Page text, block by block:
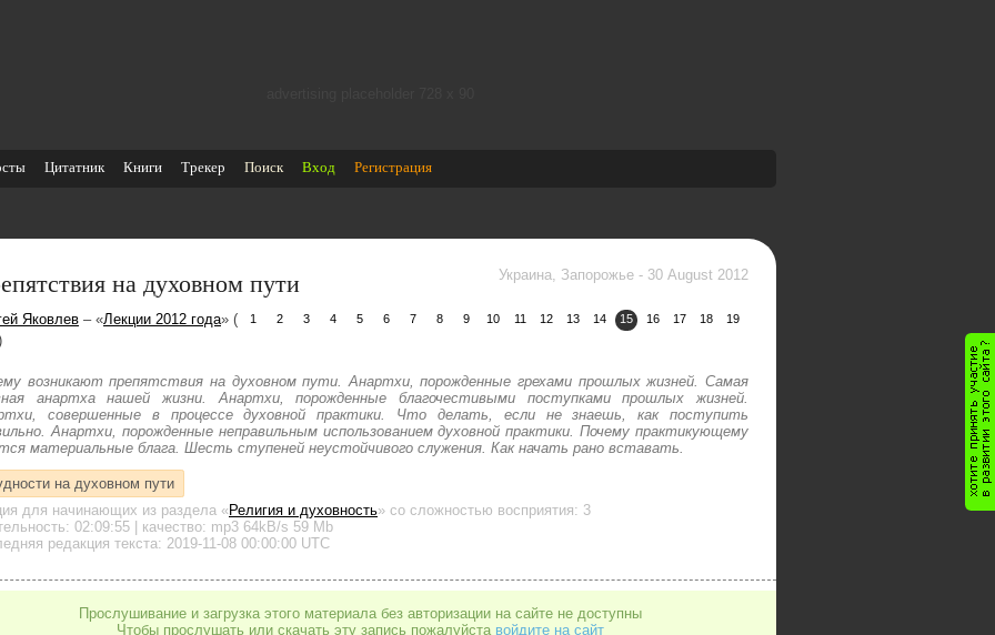
Цитатник Книги Трекер Поиск Вход Регистрация
на духовном пути Украина, Запорожье - 30 August 2012
Яковлев – «Лекции 2012 года» ( 1 2 3 4 5 6 7 8 9 10 11 12 13 14 15 16 17 18 19
возникают препятствия на духовном пути. Анартхи, порожденные грехами прошлых жизней. Самая
анартха нашей жизни. Анартхи, порожденные благочестивыми поступками прошлых жизней.
совершенные в процессе духовной практики. Что делать, если не знаешь, как поступить
Анартхи, порожденные неправильным использованием духовной практики. Почему практикующему
материальные блага. Шесть ступеней неустойчивого служения. Как начать рано вставать.
на духовном пути
для начинающих из раздела «Религия и духовность» со сложностью восприятия: 3
02:09:55 | качество: mp3 64kB/s 59 Mb
редакция текста: 2019-11-08 00:00:00 UTC
Прослушивание и загрузка этого материала без авторизации на сайте не доступны
Чтобы прослушать или скачать эту запись пожалуйста войдите на сайт